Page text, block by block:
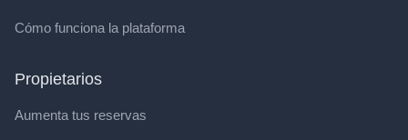
Cómo funciona la plataforma
Propietarios
Aumenta tus reservas